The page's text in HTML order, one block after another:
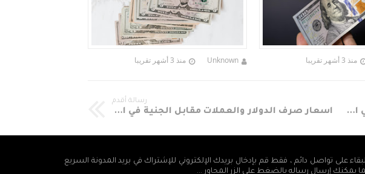
منذ 3 أشهر تقريبا Unknown منذ 3 أشهر تقريبا
اسعار صرف الدولار والعملات مقابل الجنية في السودان اليوم الأحد 10-5-2020م
رسالة أقدم
اسعار صرف الدولار والعملات مقابل الجنية في السودان اليوم الجمعه 8-5-2020م
على تواصل دائم ، فقط قم بإدخال بريدك الإلكتروني للإشتراك في بريد المدونة السريع
يمكنك إرسال رساله بالضغط على الزر المجاور ...